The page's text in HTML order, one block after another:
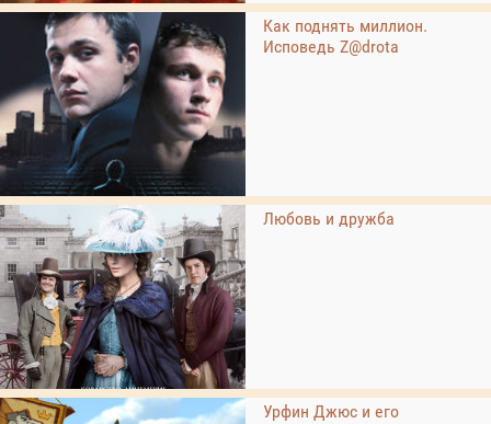
Как поднять миллион.
Исповедь Z@drota
Любовь и дружба
Урфин Джюс и его